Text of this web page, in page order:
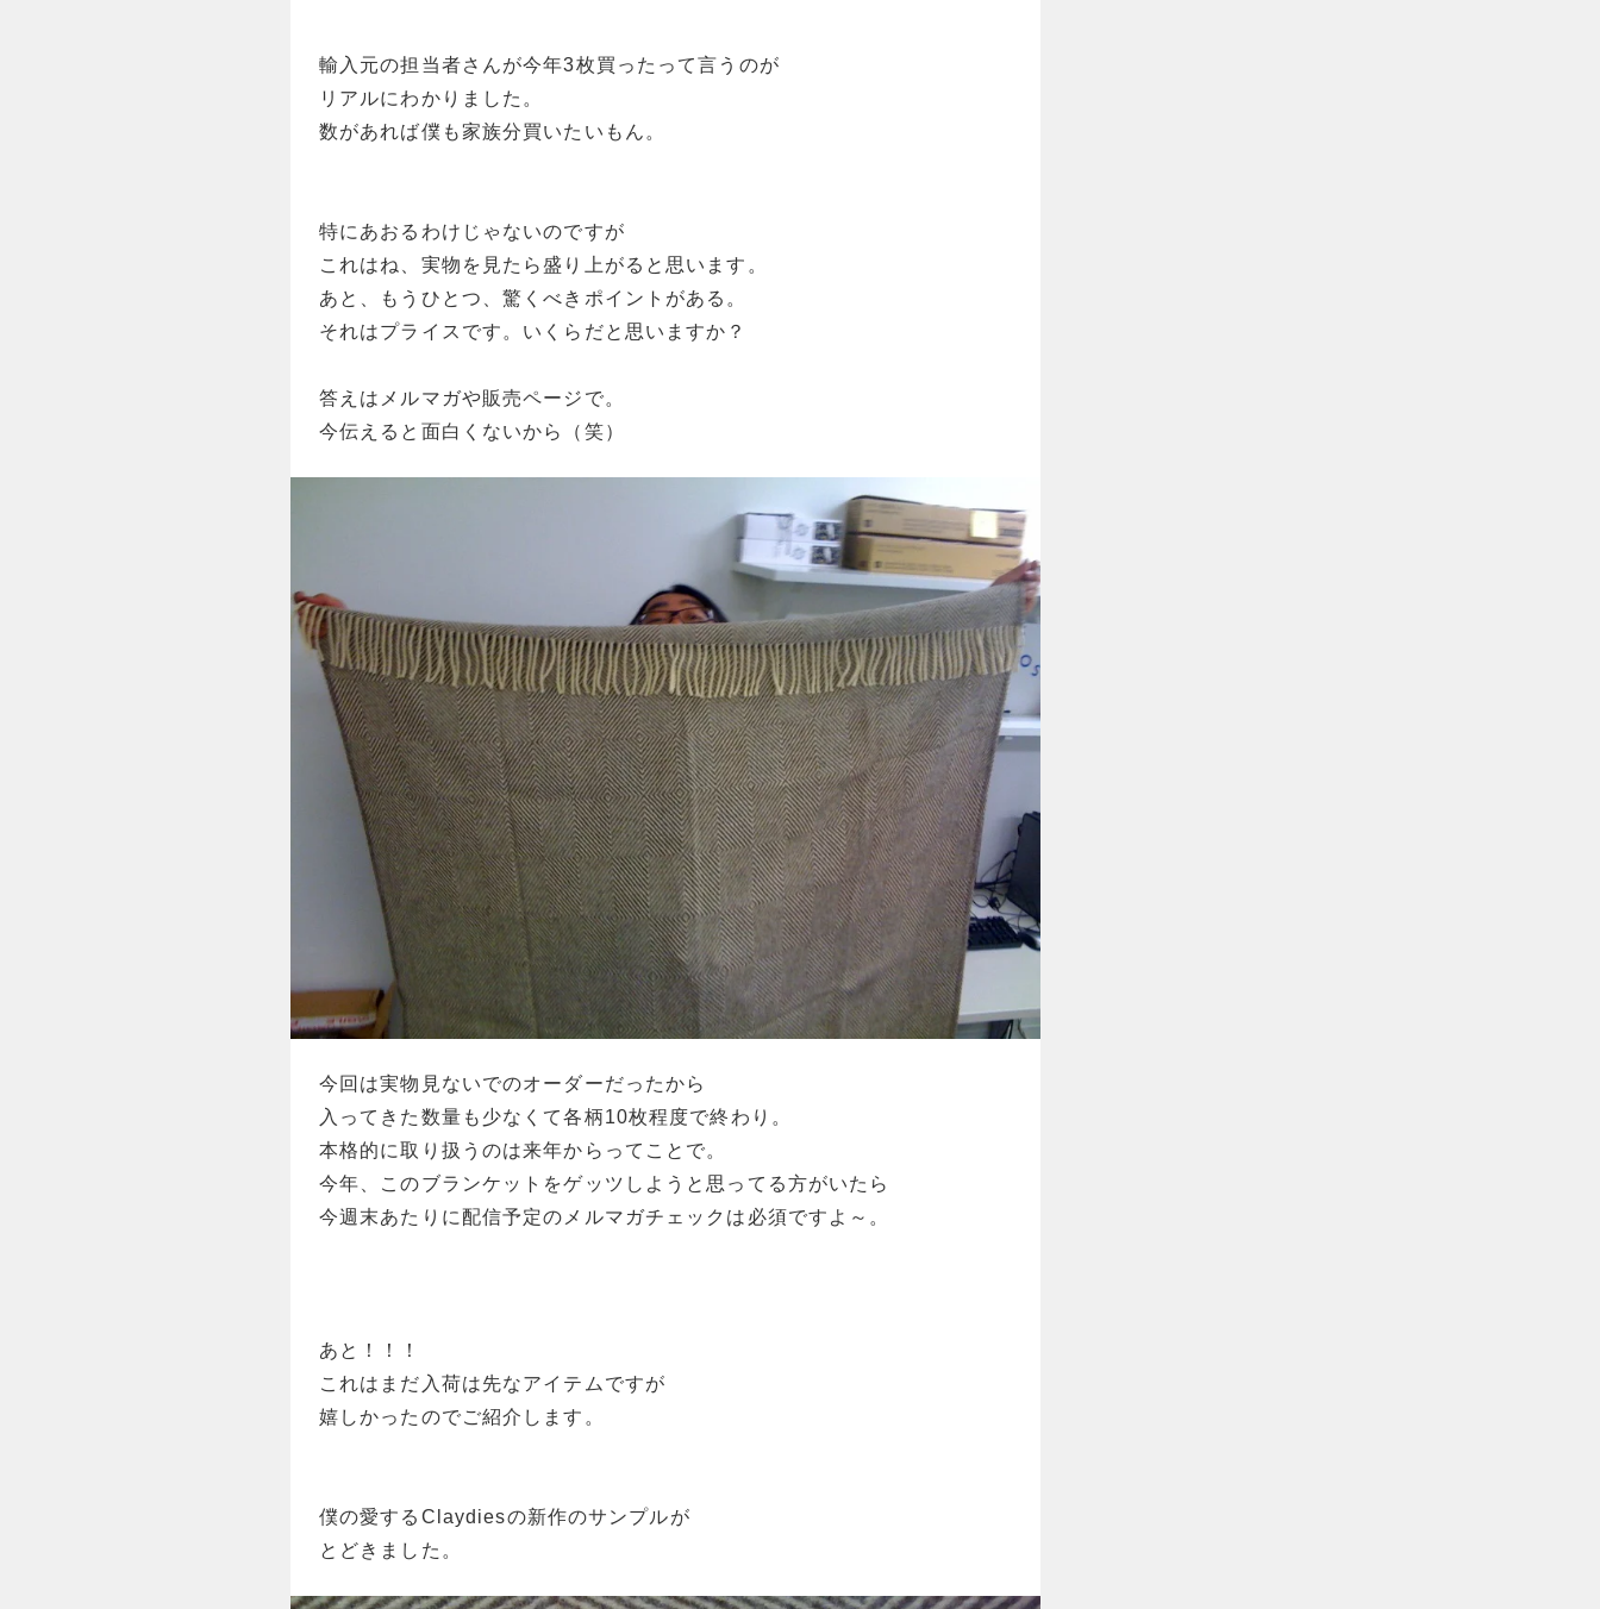
輸入元の担当者さんが今年3枚買ったって言うのが
リアルにわかりました。
数があれば僕も家族分買いたいもん。
特にあおるわけじゃないのですが
これはね、実物を見たら盛り上がると思います。
あと、もうひとつ、驚くべきポイントがある。
それはプライスです。いくらだと思いますか？
答えはメルマガや販売ページで。
今伝えると面白くないから（笑）
今回は実物見ないでのオーダーだったから
入ってきた数量も少なくて各柄10枚程度で終わり。
本格的に取り扱うのは来年からってことで。
今年、このブランケットをゲッツしようと思ってる方がいたら
今週末あたりに配信予定のメルマガチェックは必須ですよ～。
あと！！！
これはまだ入荷は先なアイテムですが
嬉しかったのでご紹介します。
僕の愛するClaydiesの新作のサンプルが
とどきました。